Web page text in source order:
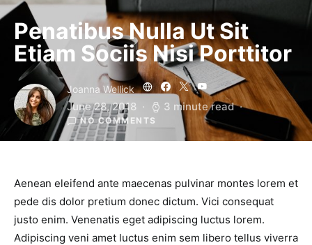
Penatibus Nulla Ut Sit
Etiam Sociis Nisi Porttitor
Joanna Wellick
June 28, 2018 3 minute read
NO COMMENTS
Aenean eleifend ante maecenas pulvinar montes lorem et
pede dis dolor pretium donec dictum. Vici consequat
justo enim. Venenatis eget adipiscing luctus lorem.
Adipiscing veni amet luctus enim sem libero tellus viverra